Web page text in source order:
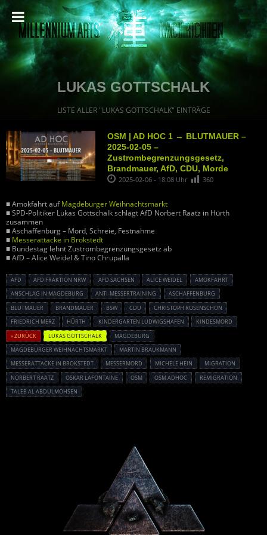
LUKAS GOTTSCHALK
LISTE ALLER "LUKAS GOTTSCHALK" EINTRÄGE
OSM | AD HOC 1 → BLUTMAUER –
2025-02-05 –
Zustrombegrenzungsgesetz,
Brandmauer, AfD, CDU, Morde
2025-02-06 - 18:08 Uhr 360
■ Amokfahrt aufMagdeburger Weihnachtsmarkt
■ SPD-Politiker Lukas Gottschalk schlägt AfD Norbert Raatz in Hürth
zusammen
■ Aschaffenburg – Mord, Schreie, Festnahme
■ Messerattacke in Brokstedt
■ Bundestag lehnt Zustrombegrenzungsgesetz ab
■ AfD – Alice Weidel & Tino Chrupalla
AFD AFD FRAKTION NRW AFD SACHSEN ALICE WEIDEL
AMOKFAHRT
ANSCHLAG IN MAGDEBURG
ANTI-MESSERTRAINING
ASCHAFFENBURG
BLUTMAUER
BRANDMAUER BSW CDU
CHRISTOPH ROSENSCHON
FRIEDRICH MERZ
HÜRTH KINDERGARTEN LUDWIGSHAFEN
KINDESMORD
« ZURÜCK
LUKAS GOTTSCHALK
MAGDEBURG
MAGDEBURGER WEIHNACHTSMARKT
MARTIN BRAUKMANN
MESSERATTACKE IN BROKSTEDT
MESSERMORD MICHELE HEIN
MIGRATION
NORBERT RAATZ
OSKAR LAFONTAINE OSM OSM ADHOC
REMIGRATION
TALEB AL ABDULMOHSEN
Powered By :